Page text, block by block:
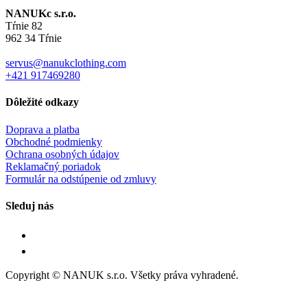
NANUKc s.r.o.
Tŕnie 82
962 34 Tŕnie
servus@nanukclothing.com
+421 917469280
Dôležité odkazy
Doprava a platba
Obchodné podmienky
Ochrana osobných údajov
Reklamačný poriadok
Formulár na odstúpenie od zmluvy
Sleduj nás
Copyright © NANUK s.r.o. Všetky práva vyhradené.